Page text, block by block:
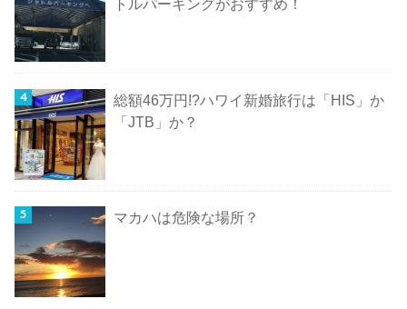
トルパーキングがおすすめ！
総額46万円!?ハワイ新婚旅行は「HIS」か
「JTB」か？
マカハは危険な場所？